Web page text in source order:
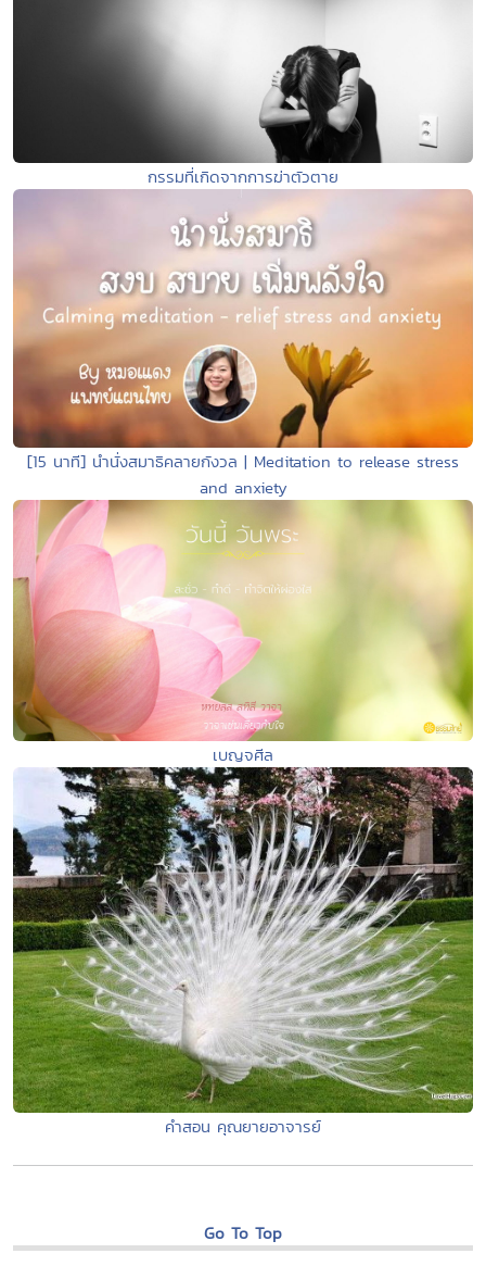
กรรมที่เกิดจากการฆ่าตัวตาย
[15 นาที] นำนั่งสมาธิคลายกังวล | Meditation to release stress
and anxiety
เบญจศีล
คำสอน คุณยายอาจารย์
Go To Top